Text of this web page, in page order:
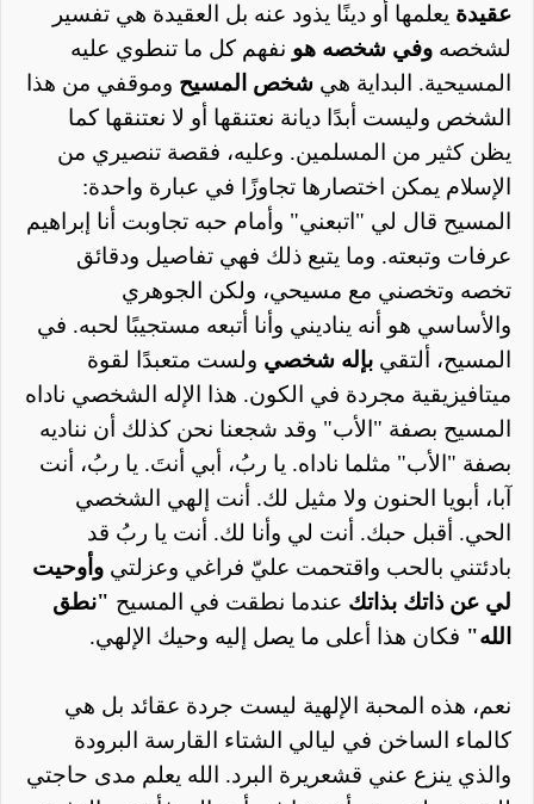
عقيدة يعلمها أو دينًا يذود عنه بل العقيدة هي تفسير
لشخصه وفي شخصه هو نفهم كل ما تنطوي عليه
المسيحية. البداية هي شخص المسيح وموقفي من هذا
الشخص وليست أبدًا ديانة نعتنقها أو لا نعتنقها كما
يظن كثير من المسلمين. وعليه، فقصة تنصيري من
الإسلام يمكن اختصارها تجاوزًا في عبارة واحدة:
المسيح قال لي "اتبعني" وأمام حبه تجاوبت أنا إبراهيم
عرفات وتبعته. وما يتبع ذلك فهي تفاصيل ودقائق
تخصه وتخصني مع مسيحي، ولكن الجوهري
والأساسي هو أنه يناديني وأنا أتبعه مستجيبًا لحبه. في
المسيح، ألتقي بإله شخصي ولست متعبدًا لقوة
ميتافيزيقية مجردة في الكون. هذا الإله الشخصي ناداه
المسيح بصفة "الأب" وقد شجعنا نحن كذلك أن نناديه
بصفة "الأب" مثلما ناداه. يا ربُ، أبي أنتَ. يا ربُ، أنت
آبا، أبويا الحنون ولا مثيل لك. أنت إلهي الشخصي
الحي. أقبل حبك. أنت لي وأنا لك. أنت يا ربُ قد
بادئتني بالحب واقتحمت عليّ فراغي وعزلتي وأوحيت
لي عن ذاتك بذاتك عندما نطقت في المسيح "نطق
الله" فكان هذا أعلى ما يصل إليه وحيك الإلهي.
نعم، هذه
المحبة الإلهية ليست جردة عقائد بل هي
كالماء الساخن في ليالي الشتاء القارسة البرودة
والذي ينزع عني قشعريرة البرد. الله يعلم مدى حاجتي